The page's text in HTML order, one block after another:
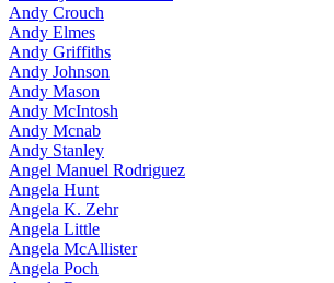
Andy Crouch
Andy Elmes
Andy Griffiths
Andy Johnson
Andy Mason
Andy McIntosh
Andy Mcnab
Andy Stanley
Angel Manuel Rodriguez
Angela Hunt
Angela K. Zehr
Angela Little
Angela McAllister
Angela Poch